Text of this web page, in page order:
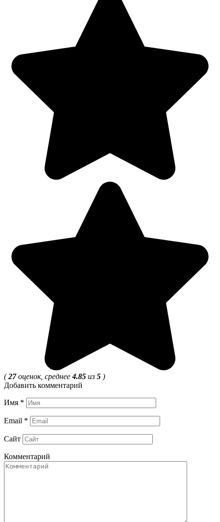
(27оценок, среднее4.85 из 5 )
Добавить комментарий
Имя *
Email *
Сайт
Комментарий